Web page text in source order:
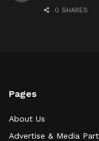
0 SHARES
Pages
About Us
Advertise & Media